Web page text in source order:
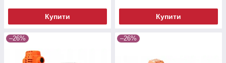
Купити Купити
–26% –26%